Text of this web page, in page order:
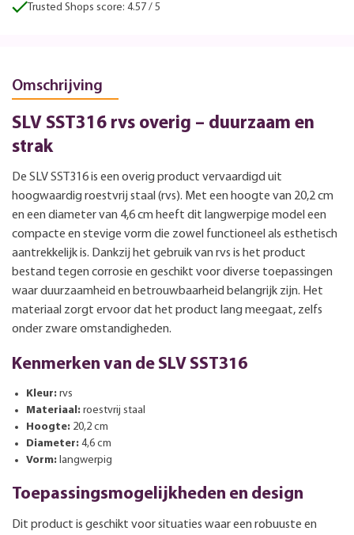
Trusted Shops score: 4.57 / 5
Omschrijving
SLV SST316 rvs overig – duurzaam en
strak
De SLV SST316 is een overig product vervaardigd uit
hoogwaardig roestvrij staal (rvs). Met een hoogte van 20,2 cm
en een diameter van 4,6 cm heeft dit langwerpige model een
compacte en stevige vorm die zowel functioneel als esthetisch
aantrekkelijk is. Dankzij het gebruik van rvs is het product
bestand tegen corrosie en geschikt voor diverse toepassingen
waar duurzaamheid en betrouwbaarheid belangrijk zijn. Het
materiaal zorgt ervoor dat het product lang meegaat, zelfs
onder zware omstandigheden.
Kenmerken van de SLV SST316
Kleur: rvs
Materiaal: roestvrij staal
Hoogte: 20,2 cm
Diameter: 4,6 cm
Vorm: langwerpig
Toepassingsmogelijkheden en design
Dit product is geschikt voor situaties waar een robuuste en